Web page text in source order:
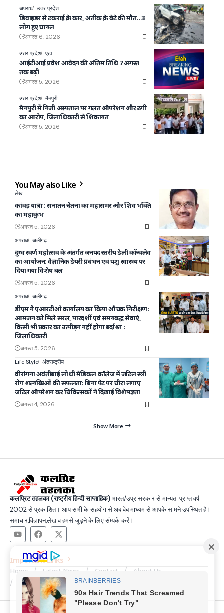
अपराध उत्तर प्रदेश
डिवाइडर से टकराई क्रेटा कार, अतीक क़े बेटे की मौत.. 3
लोग हुए घायल
अगस्त 6, 2026
उत्तर प्रदेश एटा
आईटीआई प्रवेश आवेदन की अंतिम तिथि 7 अगस्त
तक बढ़ी
अगस्त 5, 2026
उत्तर प्रदेश मैनपुरी
मैनपुरी में निजी अस्पताल पर गलत ऑपरेशन और ठगी
का आरोप, जिलाधिकारी से शिकायत
अगस्त 5, 2026
You May also Like
लेख
कांवड़ यात्रा : सनातन चेतना का महासमर और शिव भक्ति
का महाकुंभ
अगस्त 5, 2026
अपराध अलीगढ़
दुग्ध स्वर्ण महोत्सव के अंतर्गत जनपद स्तरीय डेली कॉन्क्लेव
का आयोजन: वैज्ञानिक डेयरी प्रबंधन एवं पशु स्वास्थ्य पर
दिया गया विशेष बल
अगस्त 5, 2026
अपराध अलीगढ़
डीएम ने एआरटीओ कार्यालय का किया औचक निरीक्षण:
आमजन को मिले सरल, पारदर्शी एवं समयबद्ध सेवाएं,
किसी भी प्रकार का उत्पीड़न नहीं होगा बर्दाश्त :
जिलाधिकारी
अगस्त 5, 2026
Life Style अंतराष्ट्रीय
वीरांगना अवंतीबाई लोधी मेडिकल कॉलेज में जटिल स्त्री
रोग शल्यक्रियाओं की सफलता: बिना पेट पर चीरा लगाए
जटिल ऑपरेशन कर चिकित्सकों ने दिखाई विशेषज्ञता
अगस्त 4, 2026
Show More
कलप्रिट तहलका (राष्ट्रीय हिन्दी साप्ताहिक)भारत/उप्र सरकार से मान्यता प्राप्त वर्ष
2002 से प्रकाशित। आप सभी के सहयोग से अब वेब माध्यम से आपके सामने उपस्थित है।
समाचार,विज्ञापन,लेख व हमसे जुड़ने के लिए संम्पर्क करें।
Important Links
Home Latest News Contact
About Us
Privacy Policy
Terms and Condition
© Copyright 2025, All Rights Reserved |